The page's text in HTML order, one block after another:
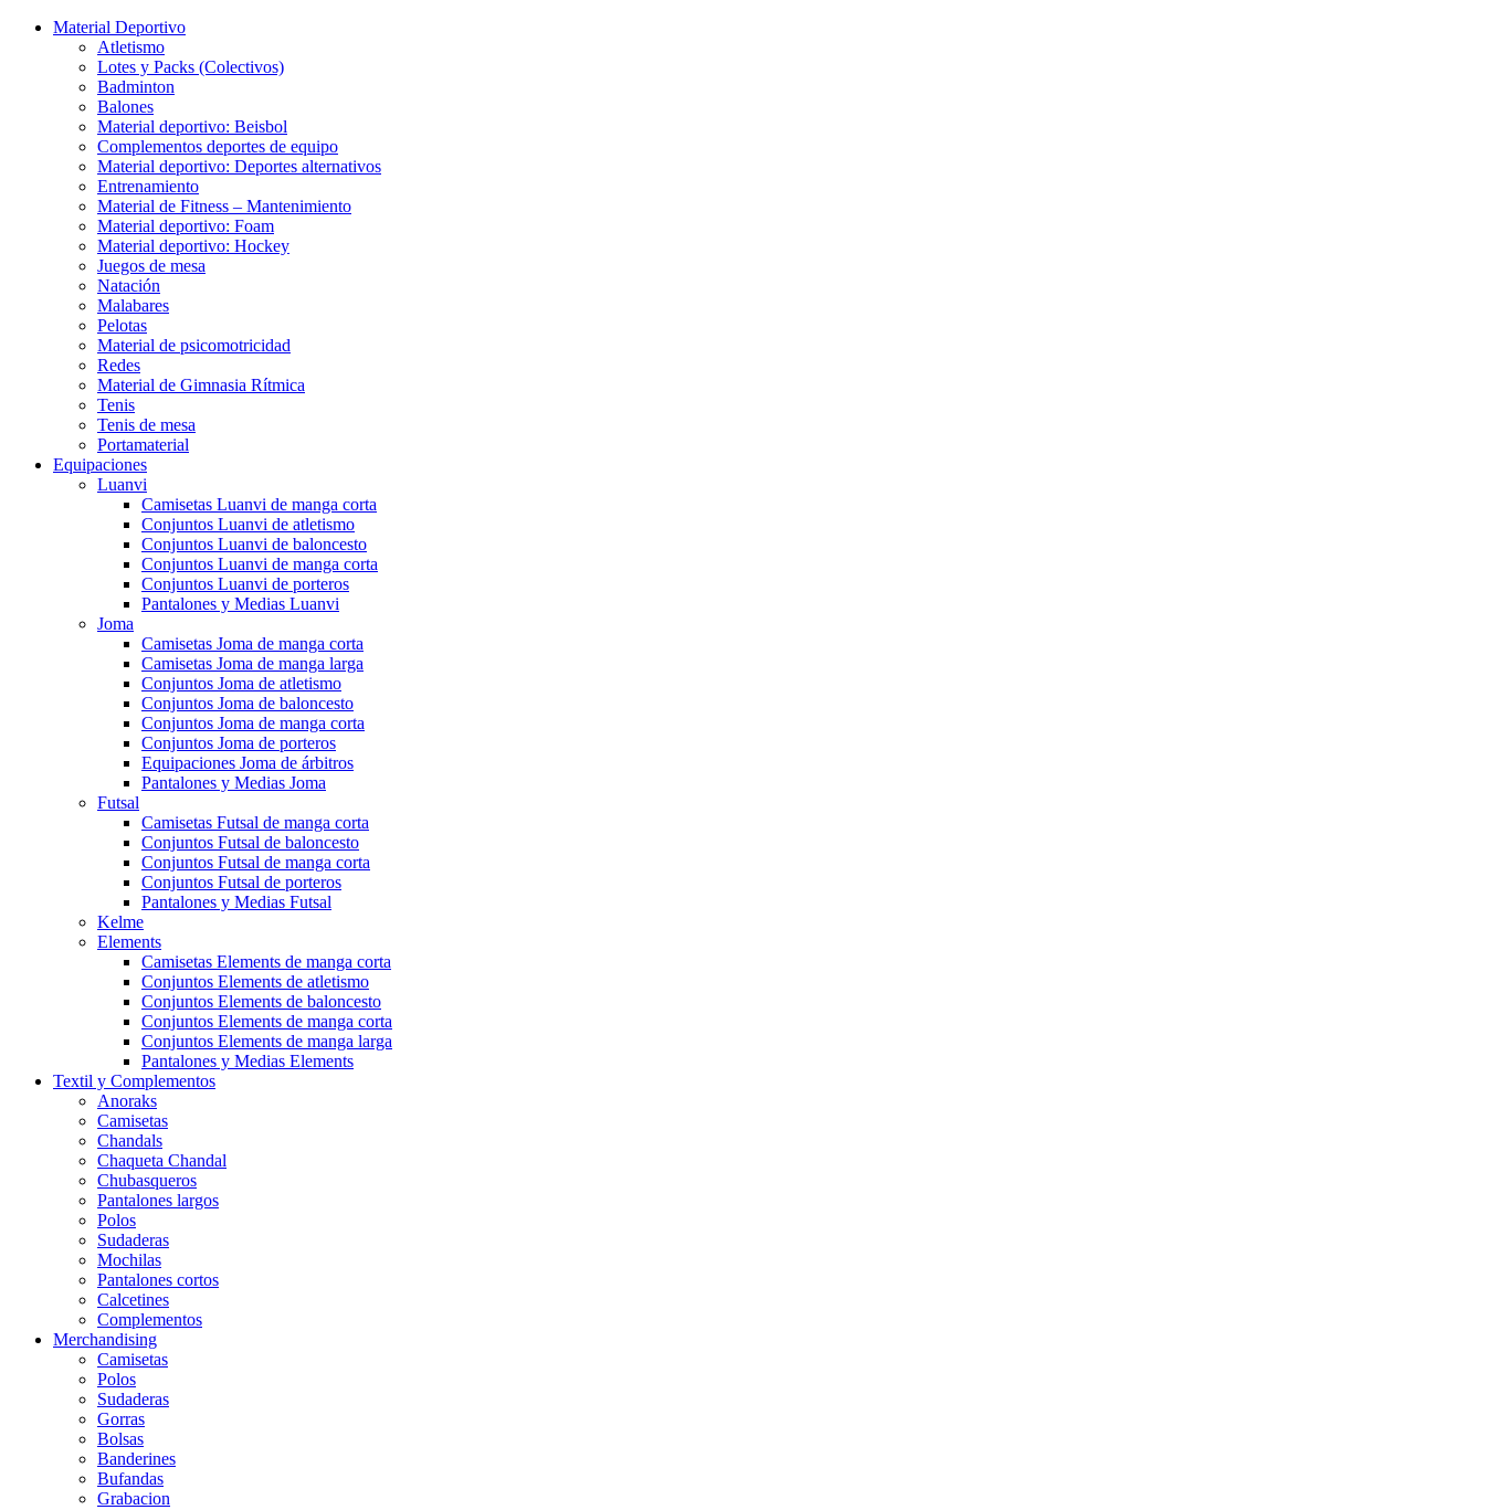
Material Deportivo
Atletismo
Lotes y Packs (Colectivos)
Badminton
Balones
Material deportivo: Beisbol
Complementos deportes de equipo
Material deportivo: Deportes alternativos
Entrenamiento
Material de Fitness – Mantenimiento
Material deportivo: Foam
Material deportivo: Hockey
Juegos de mesa
Natación
Malabares
Pelotas
Material de psicomotricidad
Redes
Material de Gimnasia Rítmica
Tenis
Tenis de mesa
Portamaterial
Equipaciones
Luanvi
Camisetas Luanvi de manga corta
Conjuntos Luanvi de atletismo
Conjuntos Luanvi de baloncesto
Conjuntos Luanvi de manga corta
Conjuntos Luanvi de porteros
Pantalones y Medias Luanvi
Joma
Camisetas Joma de manga corta
Camisetas Joma de manga larga
Conjuntos Joma de atletismo
Conjuntos Joma de baloncesto
Conjuntos Joma de manga corta
Conjuntos Joma de porteros
Equipaciones Joma de árbitros
Pantalones y Medias Joma
Futsal
Camisetas Futsal de manga corta
Conjuntos Futsal de baloncesto
Conjuntos Futsal de manga corta
Conjuntos Futsal de porteros
Pantalones y Medias Futsal
Kelme
Elements
Camisetas Elements de manga corta
Conjuntos Elements de atletismo
Conjuntos Elements de baloncesto
Conjuntos Elements de manga corta
Conjuntos Elements de manga larga
Pantalones y Medias Elements
Textil y Complementos
Anoraks
Camisetas
Chandals
Chaqueta Chandal
Chubasqueros
Pantalones largos
Polos
Sudaderas
Mochilas
Pantalones cortos
Calcetines
Complementos
Merchandising
Camisetas
Polos
Sudaderas
Gorras
Bolsas
Banderines
Bufandas
Grabacion